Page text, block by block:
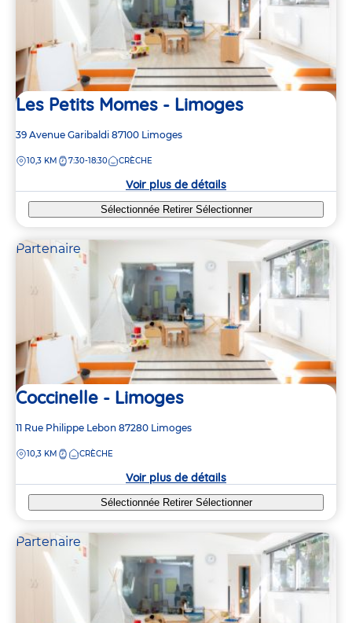
Les Petits Momes - Limoges
Adresse
la
39 Avenue Garibaldi 87100 Limoges
DISTANCE
10,3 KM 7:30-18:30 CRÈCHE
Voir plus de détails
Sélectionnée Retirer Sélectionner
Partenaire
Coccinelle - Limoges
Adresse
la
11 Rue Philippe Lebon 87280 Limoges
DISTANCE
10,3 KM CRÈCHE
Voir plus de détails
Sélectionnée Retirer Sélectionner
Partenaire